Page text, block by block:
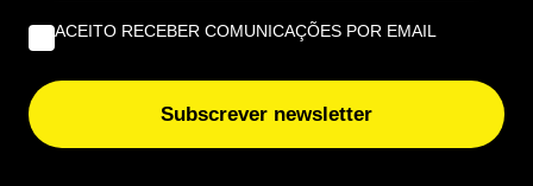
ACEITO RECEBER COMUNICAÇÕES POR EMAIL
Subscrever newsletter